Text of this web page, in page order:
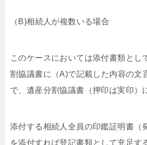
（B)相続人が複数いる場合
このケースにおいては添付書類とし
割協議書に（A)で記載した内容の文
で、遺産分割協議書（押印は実印）
添付する相続人全員の印鑑証明書（
を添付すれば登記書類として充足す